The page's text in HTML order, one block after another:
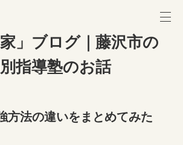
家」ブログ｜藤沢市の
指導塾のお話
方法の違いをまとめてみた